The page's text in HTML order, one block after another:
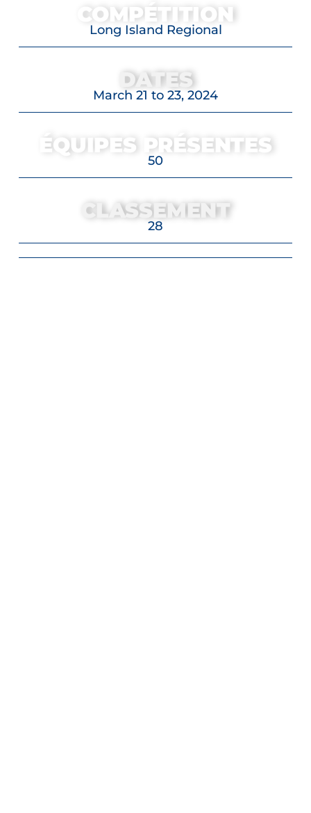
COMPÉTITION
Long Island Regional
DATES
March 21 to 23, 2024
ÉQUIPES PRÉSENTES
50
CLASSEMENT
28